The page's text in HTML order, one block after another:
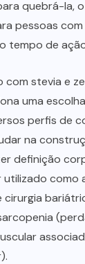
quebrá-la,
pessoas
tempo de
com stevia e
uma
perfis de
na
definição
utilizado como
cirurgia